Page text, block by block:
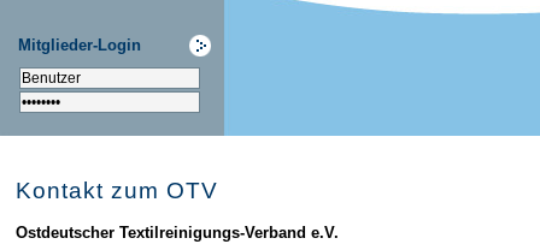
Mitglieder-Login
Kontakt zum OTV
Ostdeutscher Textilreinigungs-Verband e.V.